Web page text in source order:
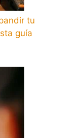
tu
guía